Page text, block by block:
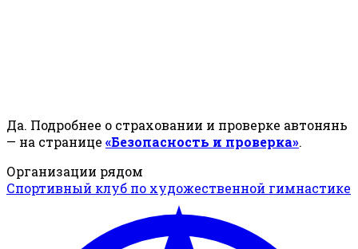
Да. Подробнее о страховании и проверке автонянь
— на странице «Безопасность и проверка».
Организации рядом
Спортивный клуб по художественной гимнастике